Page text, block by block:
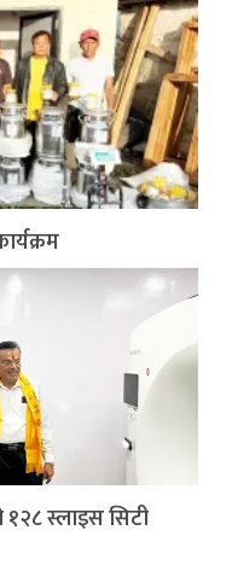
स्लाइस सिटी